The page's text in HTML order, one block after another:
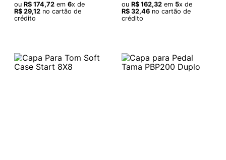
ou R$ 174,72em 6x de
R$ 29,12no cartão de
crédito
ou R$ 162,32em 5x de
R$ 32,46no cartão de
crédito